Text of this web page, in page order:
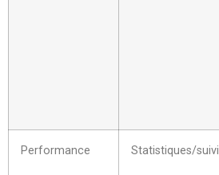
Performance Statistiques/suivi